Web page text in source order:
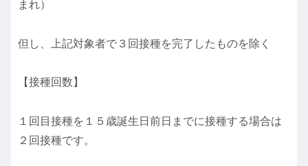
まれ）
但し、上記対象者で３回接種を完了したものを除く
【接種回数】
１回目接種を１５歳誕生日前日までに接種する場合は
２回接種です。